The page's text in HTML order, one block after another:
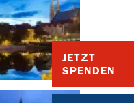
JETZT
SPENDEN